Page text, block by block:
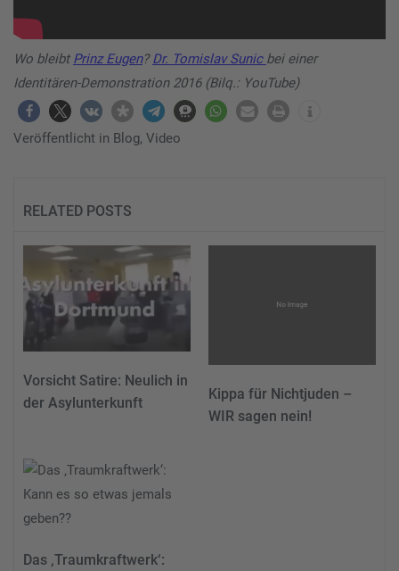
Wo bleibt Prinz Eugen?Dr. Tomislav Sunic bei einer
Identitären-Demonstration 2016 (Bilq.: YouTube)
Veröffentlicht in Blog, Video
RELATED POSTS
Vorsicht Satire: Neulich in
der Asylunterkunft
Kippa für Nichtjuden –
WIR sagen nein!
Das ‚Traumkraftwerk‘: